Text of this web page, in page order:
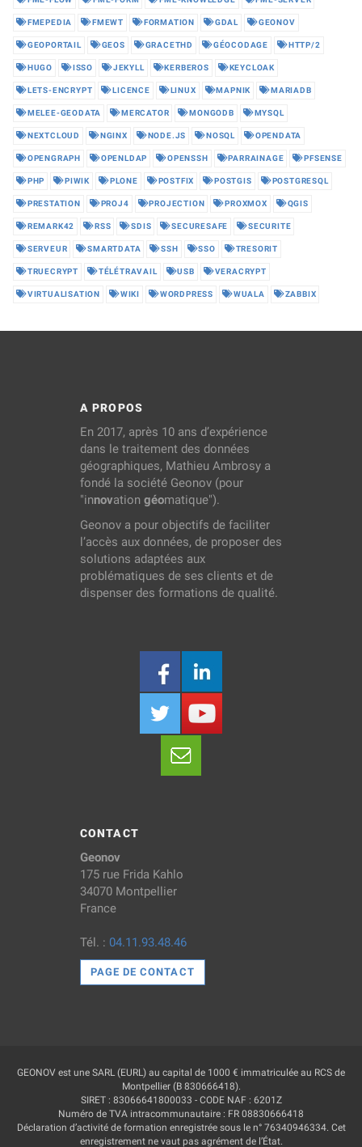
FMEPEDIA FMEWT FORMATION GDAL GEONOV
GEOPORTAIL GEOS GRACETHD GÉOCODAGE HTTP/2
HUGO ISSO JEKYLL KERBEROS KEYCLOAK
LETS-ENCRYPT LICENCE LINUX MAPNIK MARIADB
MELEE-GEODATA MERCATOR MONGODB MYSQL
NEXTCLOUD NGINX NODE.JS NOSQL OPENDATA
OPENGRAPH OPENLDAP OPENSSH PARRAINAGE PFSENSE
PHP PIWIK PLONE POSTFIX POSTGIS POSTGRESQL
PRESTATION PROJ4 PROJECTION PROXMOX QGIS
REMARK42 RSS SDIS SECURESAFE SECURITE
SERVEUR SMARTDATA SSH SSO TRESORIT
TRUECRYPT TÉLÉTRAVAIL USB VERACRYPT
VIRTUALISATION WIKI WORDPRESS WUALA ZABBIX
A PROPOS
En 2017, après 10 ans d’expérience
dans le traitement des données
géographiques, Mathieu Ambrosy a
fondé la société Geonov (pour
"innovation géomatique").
Geonov a pour objectifs de faciliter
l’accès aux données, de proposer des
solutions adaptées aux
problématiques de ses clients et de
dispenser des formations de qualité.
CONTACT
Geonov
175 rue Frida Kahlo
34070 Montpellier
France
Tél. : 04.11.93.48.46
PAGE DE CONTACT
GEONOV est une SARL (EURL) au capital de 1000 € immatriculée au RCS de
Montpellier (B 830666418).
SIRET : 83066641800033 - CODE NAF : 6201Z
Numéro de TVA intracommunautaire : FR 08830666418
Déclaration d’activité de formation enregistrée sous le n° 76340946334. Cet
enregistrement ne vaut pas agrément de l’État.